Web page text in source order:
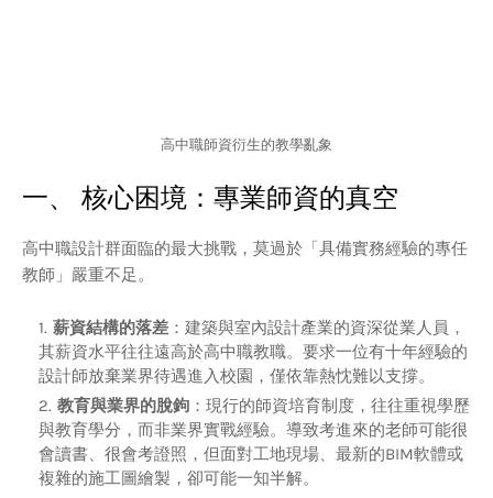
高中職師資衍生的教學亂象
一、 核心困境：專業師資的真空
高中職設計群面臨的最大挑戰，莫過於「具備實務經驗的專任
教師」嚴重不足。
薪資結構的落差 ：建築與室內設計產業的資深從業人員，
其薪資水平往往遠高於高中職教職。要求一位有十年經驗的
設計師放棄業界待遇進入校園，僅依靠熱忱難以支撐。
教育與業界的脫鉤 ：現行的師資培育制度，往往重視學歷
與教育學分，而非業界實戰經驗。導致考進來的老師可能很
會讀書、很會考證照，但面對工地現場、最新的BIM軟體或
複雜的施工圖繪製，卻可能一知半解。